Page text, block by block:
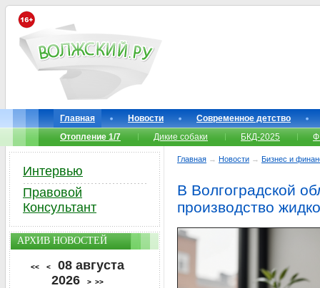
Главная Новости
Современное детство
Отопление 1/7
Дикие собаки БКД-2025
Главная → Новости → Бизнес и
В Волгоградской
производство
Интервью
Правовой
Консультант
АРХИВ НОВОСТЕЙ
<< <
08 августа
2026
> >>